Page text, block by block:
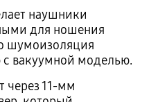
наушники
для ношения
шумоизоляция
с вакуумной моделью.
через 11-мм